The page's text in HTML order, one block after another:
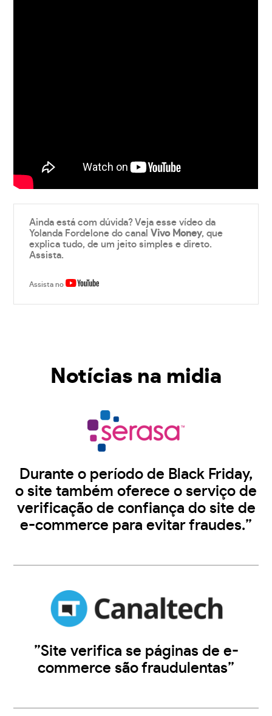
Ainda está com dúvida? Veja esse vídeo da
Yolanda Fordelone do canalVivo Money, que
explica tudo, de um jeito simples e direto.
Assista.
Assista no
Notícias na midia
Durante o período de Black Friday,
o site também oferece o serviço de
verificação de confiança do site de
e-commerce para evitar fraudes.”
”Site verifica se páginas de e-
commerce são fraudulentas”